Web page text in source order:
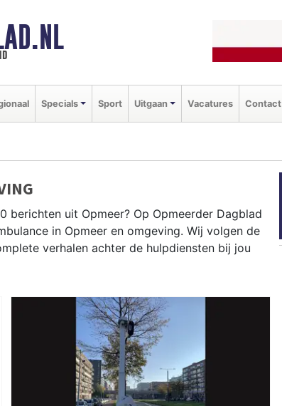
Specials Sport Uitgaan Vacatures Contact
berichten uit Opmeer? Op Opmeerder Dagblad
in Opmeer en omgeving. Wij volgen de
verhalen achter de hulpdiensten bij jou
in Spanbroek, Hoogwoud, Aartswoud en
het 112-nieuws.